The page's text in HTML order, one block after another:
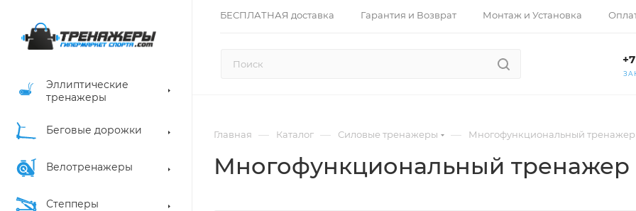
БЕСПЛАТНАЯ доставка Гарантия и Возврат Монтаж и Установка
Эллиптические
тренажеры
Беговые дорожки
Велотренажеры
Степперы
Главная — Каталог — Силовые тренажеры — Многофункциональный тренажер
Многофункциональный тренажер